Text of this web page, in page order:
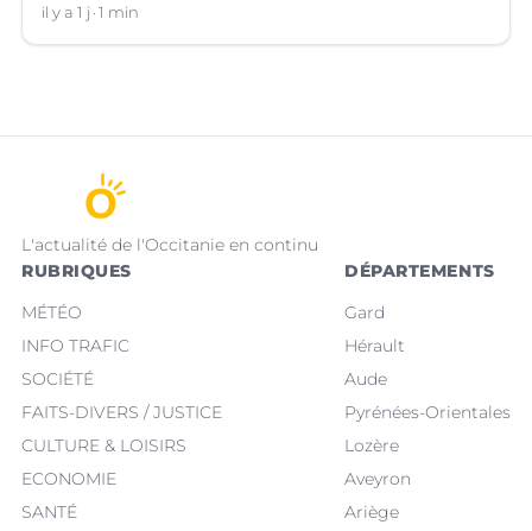
il y a 1 j 1 min
L'actualité de l'Occitanie en continu
RUBRIQUES
MÉTÉO
INFO TRAFIC
SOCIÉTÉ
FAITS-DIVERS / JUSTICE
CULTURE & LOISIRS
ECONOMIE
SANTÉ
DÉPARTEMENTS
Gard
Hérault
Aude
Pyrénées-Orientales
Lozère
Aveyron
Ariège